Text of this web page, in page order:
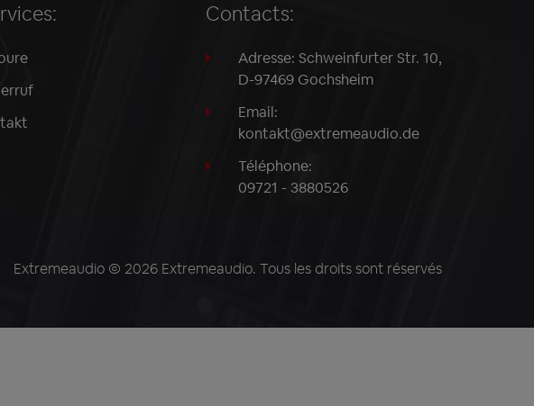
Contacts:
Adresse: Schweinfurter Str. 10,
D-97469 Gochsheim
Email:
kontakt@extremeaudio.de
Téléphone:
09721 - 3880526
Extremeaudio © 2026 Extremeaudio. Tous les droits sont réservés